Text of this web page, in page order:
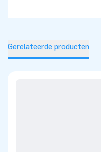
Gerelateerde producten